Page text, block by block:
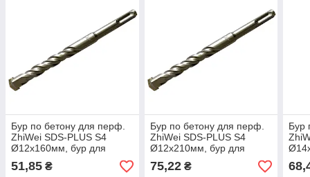
Бур по бетону для перф.
ZhiWei SDS-PLUS S4
Ø12х160мм, бур для
буріння бетона, бур для
перфоратора
51,85 ₴
Бур по бетону для перф.
ZhiWei SDS-PLUS S4
Ø12х210мм, бур для
буріння бетона, бур для
перфоратора
75,22₴
Бур